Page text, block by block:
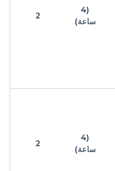
(4
ساعة)
2
(
4
ساعة)
2